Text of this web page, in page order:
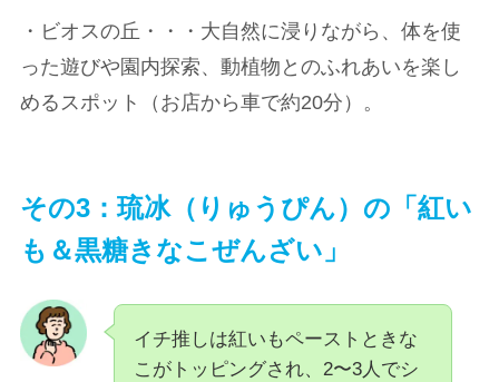
・ビオスの丘・・・大自然に浸りながら、体を使
った遊びや園内探索、動植物とのふれあいを楽し
めるスポット（お店から車で約20分）。
その3：琉冰（りゅうぴん）の「紅い
も＆黒糖きなこぜんざい」
イチ推しは紅いもペーストときな
こがトッピングされ、2〜3人でシ